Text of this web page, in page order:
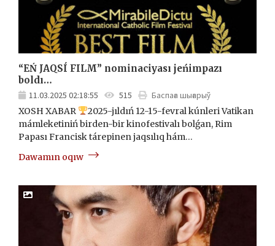
“EŃ JAQSÍ FILM” nominaciyası jeńimpazı
boldı…
11.03.2025 02:18:55 515
Баспаға шығарыў
XOSH XABAR
2025-jıldıń 12-15-fevral kúnleri Vatikan
mámleketiniń birden-bir kinofestivalı bolǵan, Rim
Papası Francisk tárepinen jaqsılıq hám…
Dawamın oqıw